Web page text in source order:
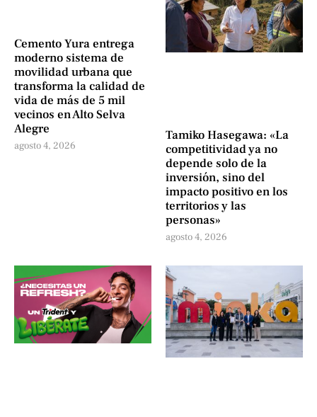
Cemento Yura entrega
moderno sistema de
movilidad urbana que
transforma la calidad de
vida de más de 5 mil
vecinos en Alto Selva
Alegre
agosto 4, 2026
Tamiko Hasegawa: «La
competitividad ya no
depende solo de la
inversión, sino del
impacto positivo en los
territorios y las
personas»
agosto 4, 2026